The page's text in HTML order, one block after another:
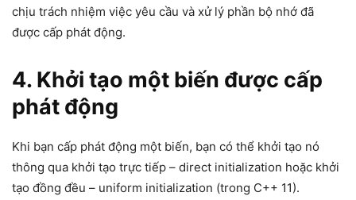
chịu trách nhiệm việc yêu cầu và xử lý phần bộ nhớ đã
được cấp phát động.
4. Khởi tạo một biến được cấp
phát động
Khi bạn cấp phát động một biến, bạn có thể khởi tạo nó
thông qua khởi tạo trực tiếp – direct initialization hoặc khởi
tạo đồng đều – uniform initialization (trong C++ 11).